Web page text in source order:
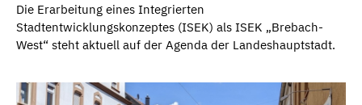
Die Erarbeitung eines Integrierten
Stadtentwicklungskonzeptes (ISEK) als ISEK „Brebach-
West“ steht aktuell auf der Agenda der Landeshauptstadt.